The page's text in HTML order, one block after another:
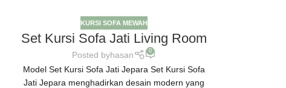
KURSI SOFA MEWAH
Set Kursi Sofa Jati Living Room
Posted byhasan 0
Model Set Kursi Sofa Jati Jepara Set Kursi Sofa
Jati Jepara menghadirkan desain modern yang